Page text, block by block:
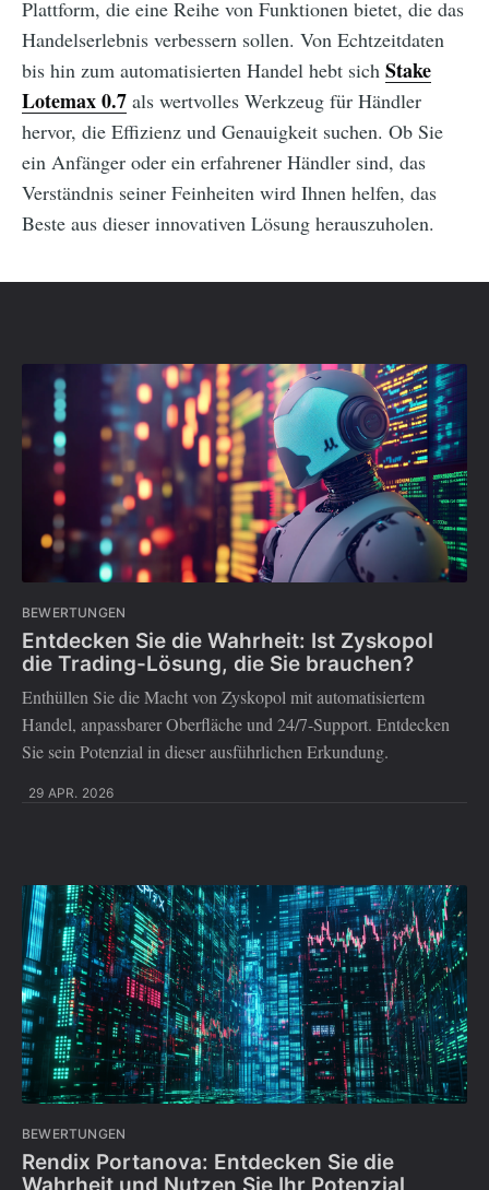
Plattform, die eine Reihe von Funktionen bietet, die das
Handelserlebnis verbessern sollen. Von Echtzeitdaten
bis hin zum automatisierten Handel hebt sich Stake
Lotemax 0.7 als wertvolles Werkzeug für Händler
hervor, die Effizienz und Genauigkeit suchen. Ob Sie
ein Anfänger oder ein erfahrener Händler sind, das
Verständnis seiner Feinheiten wird Ihnen helfen, das
Beste aus dieser innovativen Lösung herauszuholen.
BEWERTUNGEN
Entdecken Sie die Wahrheit: Ist Zyskopol
die Trading-Lösung, die Sie brauchen?
Enthüllen Sie die Macht von Zyskopol mit automatisiertem
Handel, anpassbarer Oberfläche und 24/7-Support. Entdecken
Sie sein Potenzial in dieser ausführlichen Erkundung.
29 APR. 2026
BEWERTUNGEN
Rendix Portanova: Entdecken Sie die
Wahrheit und Nutzen Sie Ihr Potenzial